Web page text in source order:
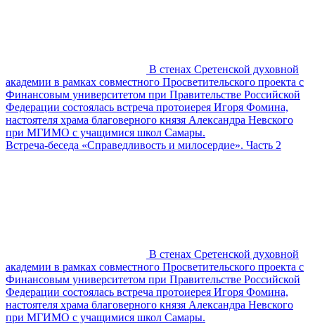
В стенах Сретенской духовной
академии в рамках совместного Просветительского проекта с
Финансовым университетом при Правительстве Российской
Федерации состоялась встреча протоиерея Игоря Фомина,
настоятеля храма благоверного князя Александра Невского
при МГИМО с учащимися школ Самары.
Встреча-беседа «Справедливость и милосердие». Часть 2
В стенах Сретенской духовной
академии в рамках совместного Просветительского проекта с
Финансовым университетом при Правительстве Российской
Федерации состоялась встреча протоиерея Игоря Фомина,
настоятеля храма благоверного князя Александра Невского
при МГИМО с учащимися школ Самары.